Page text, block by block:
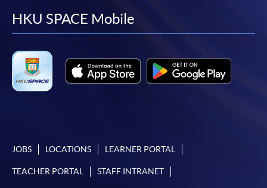
網上報名只支援「提早報讀優惠」。如需享用其他
報讀優惠，請親臨學院的報名中心報名。
在網上報名過程中，由於提交課程申請和付款在系
統處理上為兩個不同的程序，成功付款並不保證成
功被獲取錄。任何不成功的申請，課程組職員將儘
在網上報名過程中，付款成功後，網頁將顯示付款
確認。另外，確認電子郵件亦會發送到 閣下的電
子郵件帳戶。請保留確定回條作日後查詢用途。
facebook
youtube
linkedin
HKU SPACE Mobile
JOBS LOCATIONS LEARNER PORTAL
TEACHER PORTAL STAFF INTRANET